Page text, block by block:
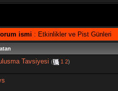
ismi : Etkinlikler ve Pist Günleri
Tavsiyesi ( 1 2)